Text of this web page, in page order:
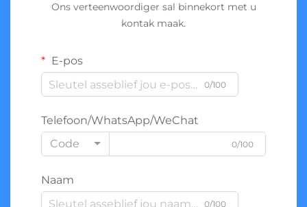
Ons verteenwoordiger sal binnekort met u
kontak maak.
E-pos
0/100
Telefoon/WhatsApp/WeChat
Code
0/100
Naam
0/100